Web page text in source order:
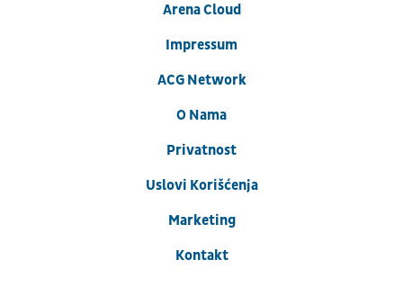
Arena Cloud
Impressum
ACG Network
O Nama
Privatnost
Uslovi Korišćenja
Marketing
Kontakt